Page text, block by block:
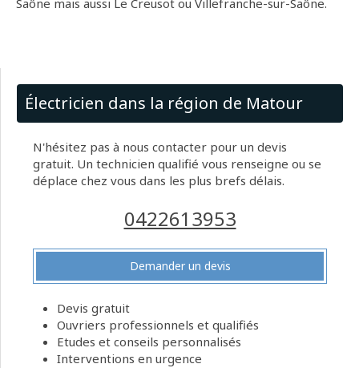
Saône mais aussi Le Creusot ou Villefranche-sur-Saône.
Électricien dans la région de Matour
N'hésitez pas à nous contacter pour un devis
gratuit. Un technicien qualifié vous renseigne ou se
déplace chez vous dans les plus brefs délais.
0422613953
Demander un devis
Devis gratuit
Ouvriers professionnels et qualifiés
Etudes et conseils personnalisés
Interventions en urgence